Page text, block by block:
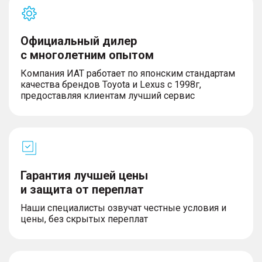
– Система удержания детских кресел Isofix для
задних сидений
в шинах (TMPS)
– Уменьшенное запасное колесо
– Эра Глонасс
– Задние датчики парковки
– Система стабилизации курсовой устойчивости
(ESC)
– Антиблокировочная тормозная система (ABS)
по высоте
открывания детьми (детский замок)
– Функция автоматического включения фар при
вождении в темное время (датчик света)
– Функция отсрочки выключения фар (Follow me
home)
– Автоматическое запирание дверей на скорости
Официальный дилер
с многолетним опытом
Компания ИАТ работает по японским стандартам
качества брендов Toyota и Lexus с 1998г,
предоставляя клиентам лучший сервис
Гарантия лучшей цены
и защита от переплат
Наши специалисты озвучат честные условия и
цены, без скрытых переплат